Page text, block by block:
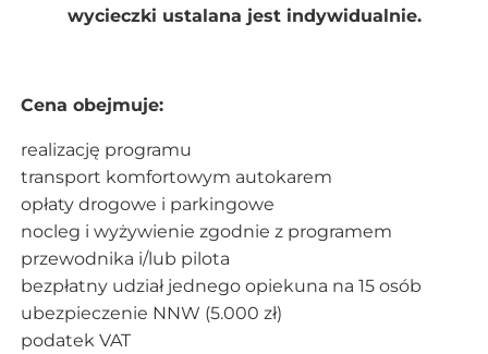
wycieczki ustalana jest indywidualnie.
Cena obejmuje:
realizację programu
transport komfortowym autokarem
opłaty drogowe i parkingowe
nocleg i wyżywienie zgodnie z programem
przewodnika i/lub pilota
bezpłatny udział jednego opiekuna na 15 osób
ubezpieczenie NNW (5.000 zł)
podatek VAT